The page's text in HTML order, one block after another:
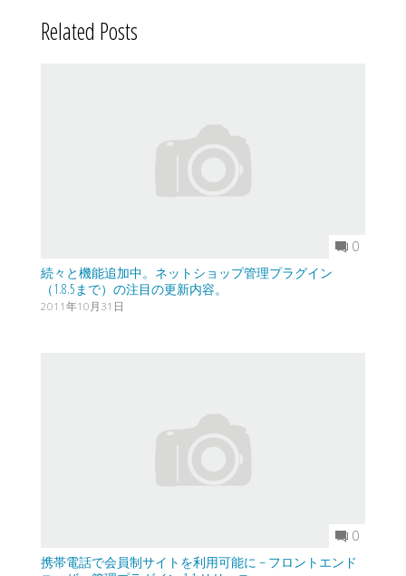
Related Posts
0
続々と機能追加中。ネットショップ管理プラグイン
（1.8.5まで）の注目の更新内容。
2011年10月31日
0
携帯電話で会員制サイトを利用可能に – フロントエンド